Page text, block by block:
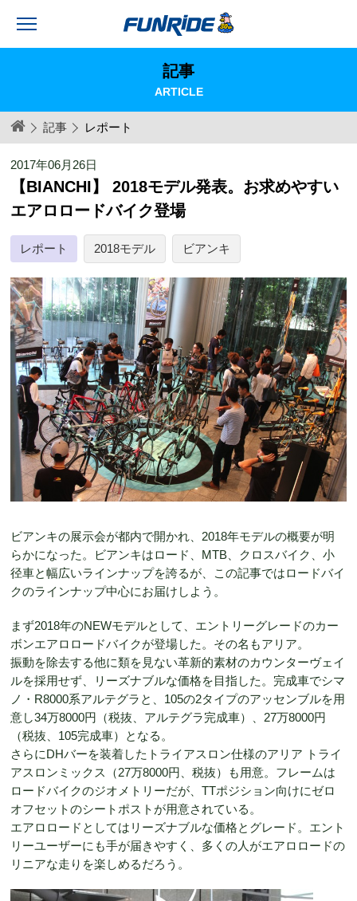
記事
ARTICLE
記事 レポート
2017年06月26日
【BIANCHI】 2018モデル発表。お求めやすい
エアロロードバイク登場
レポート 2018モデル ビアンキ
ビアンキの展示会が都内で開かれ、2018年モデルの概要が明
らかになった。ビアンキはロード、MTB、クロスバイク、小
径車と幅広いラインナップを誇るが、この記事ではロードバイ
クのラインナップ中心にお届けしよう。
まず2018年のNEWモデルとして、エントリーグレードのカー
ボンエアロロードバイクが登場した。その名もアリア。
振動を除去する他に類を見ない革新的素材のカウンターヴェイ
ルを採用せず、リーズナブルな価格を目指した。完成車でシマ
ノ・R8000系アルテグラと、105の2タイプのアッセンブルを用
意し34万8000円（税抜、アルテグラ完成車）、27万8000円
（税抜、105完成車）となる。
さらにDHバーを装着したトライアスロン仕様のアリア トライ
アスロンミックス（27万8000円、税抜）も用意。フレームは
ロードバイクのジオメトリーだが、TTポジション向けにゼロ
オフセットのシートポストが用意されている。
エアロロードとしてはリーズナブルな価格とグレード。エント
リーユーザーにも手が届きやすく、多くの人がエアロロードの
リニアな走りを楽しめるだろう。